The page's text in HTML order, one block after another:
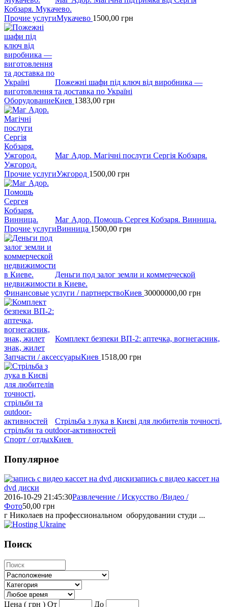
Кобзаря. Мукачево.
Прочие услугиМукачево 1500,00 грн
Пожежні шафи пiд ключ вiд виробника —
виготовлення та доставка по Україні
ОборудованиеКиев 1383,00 грн
Маг Адор. Магічні послуги Сергія Кобзаря.
Ужгород.
Прочие услугиУжгород 1500,00 грн
Маг Адор. Помощь Сергея Кобзаря. Винница.
Прочие услугиВинница 1500,00 грн
Деньги под залог земли и коммерческой
недвижимости в Киеве.
Финансовые услуги / партнерствоКиев 30000000,00 грн
Комплект безпеки ВП-2: аптечка, вогнегасник,
знaк, жилет
Запчасти / аксессуарыКиев 1518,00 грн
Стрільба з лука в Києві для любителів точності,
стрільби та outdoor-активностей
Спорт / отдыхКиев
Популярное
запись с видео кассет на
dvd диски
2016-10-29 21:45:30Развлечение / Искусство /Видео /
Фото50,00 грн
г Николаев на профессиональном оборудовании студи ...
Поиск
Цена ( грн ) От До